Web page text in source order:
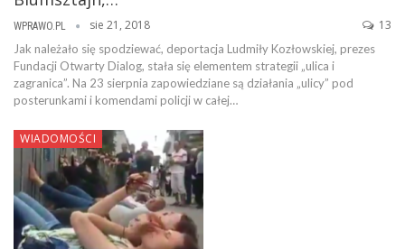
WPRAWO.PL sie 21, 2018 13
Jak należało się spodziewać, deportacja Ludmiły Kozłowskiej, prezes
Fundacji Otwarty Dialog, stała się elementem strategii „ulica i
zagranica”. Na 23 sierpnia zapowiedziane są działania „ulicy” pod
posterunkami i komendami policji w całej…
WIADOMOŚCI